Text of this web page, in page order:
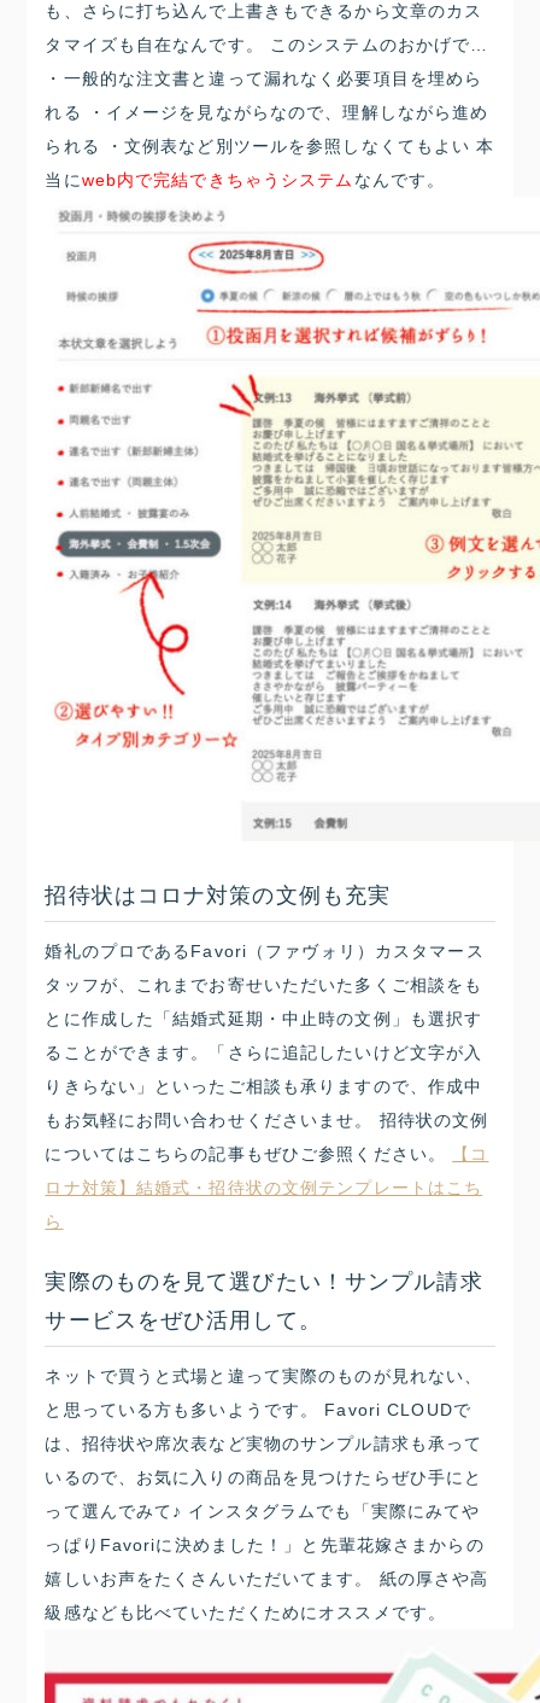
も、さらに打ち込んで上書きもできるから文章のカス
タマイズも自在なんです。 このシステムのおかげで…
・一般的な注文書と違って漏れなく必要項目を埋めら
れる ・イメージを見ながらなので、理解しながら進め
られる ・文例表など別ツールを参照しなくてもよい 本
当にweb内で完結できちゃうシステム なんです。
招待状はコロナ対策の文例も充実
婚礼のプロであるFavori（ファヴォリ）カスタマース
タッフが、これまでお寄せいただいた多くご相談をも
とに作成した「結婚式延期・中止時の文例」も選択す
ることができます。「さらに追記したいけど文字が入
りきらない」といったご相談も承りますので、作成中
もお気軽にお問い合わせくださいませ。 招待状の文例
についてはこちらの記事もぜひご参照ください。
【コ
ロナ対策】結婚式・招待状の文例テンプレートはこち
ら
実際のものを見て選びたい！サンプル請求
サービスをぜひ活用して。
ネットで買うと式場と違って実際のものが見れない、
と思っている方も多いようです。 Favori CLOUDで
は、招待状や席次表など実物のサンプル請求も承って
いるので、お気に入りの商品を見つけたらぜひ手にと
って選んでみて♪ インスタグラムでも「実際にみてや
っぱりFavoriに決めました！」と先輩花嫁さまからの
嬉しいお声をたくさんいただいてます。 紙の厚さや高
級感なども比べていただくためにオススメです。